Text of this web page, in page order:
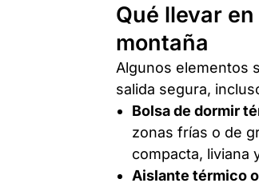
Qué llevar
montaña
Algunos elementos
salida segura,
Bolsa de dormir
zonas frías o de
compacta, liviana
Aislante térmico